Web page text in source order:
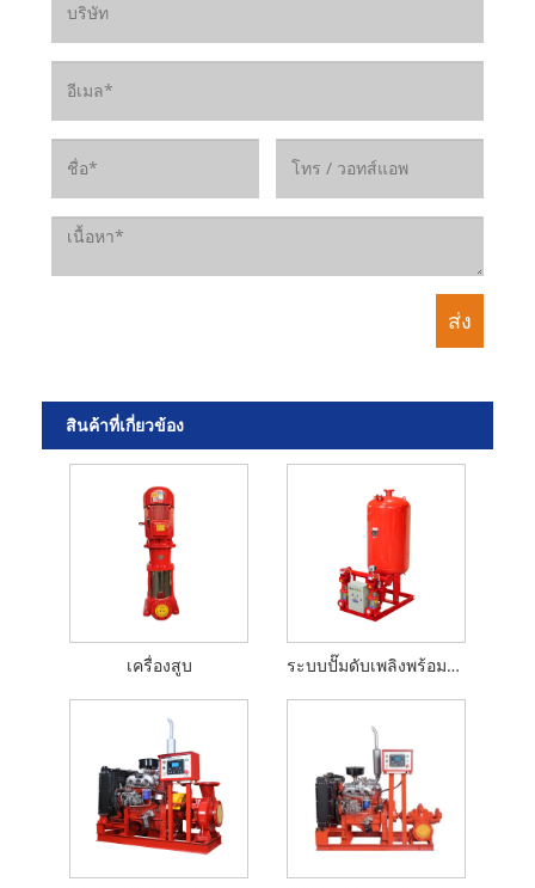
สินค้าที่เกี่ยวข้อง
เครื่องสูบ ระบบปั๊มดับเพลิงพร้อมปั๊มจ๊อกกี้สองตัว